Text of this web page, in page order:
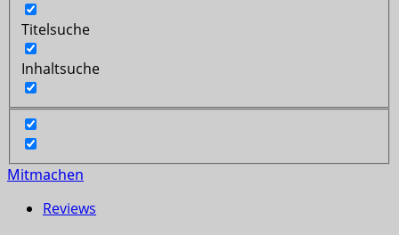
Titelsuche
Inhaltsuche
Mitmachen
Reviews